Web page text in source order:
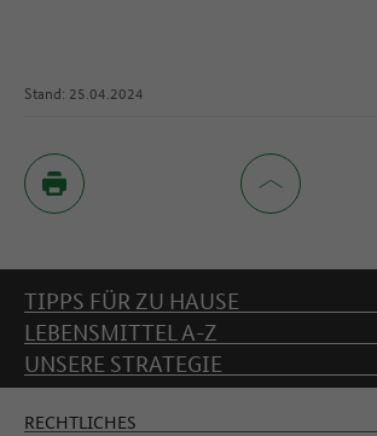
Stand: 25.04.2024
Inhaltsverzeichnis
TIPPS FÜR ZU HAUSE
LEBENSMITTEL A-Z
UNSERE STRATEGIE
RECHTLICHES